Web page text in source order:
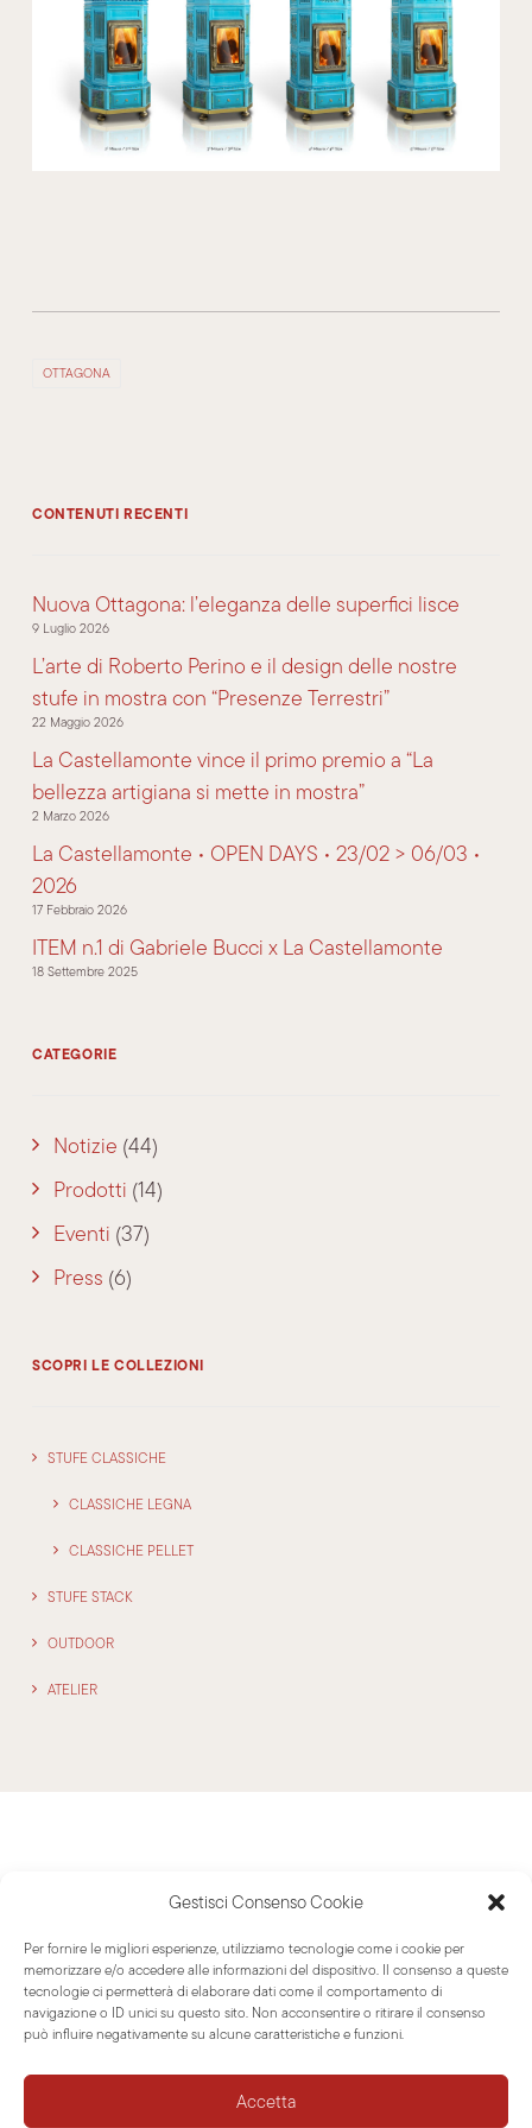
Gestisci Consenso Cookie
Per fornire le migliori esperienze, utilizziamo tecnologie come i cookie per
memorizzare e/o accedere alle informazioni del dispositivo. Il consenso a queste
tecnologie ci permetterà di elaborare dati come il comportamento di
navigazione o ID unici su questo sito. Non acconsentire o ritirare il consenso
può influire negativamente su alcune caratteristiche e funzioni.
Accetta
OTTAGONA
CONTENUTI RECENTI
Nuova Ottagona: l’eleganza delle superfici lisce
9 Luglio 2026
L’arte di Roberto Perino e il design delle nostre
stufe in mostra con “Presenze Terrestri”
22 Maggio 2026
La Castellamonte vince il primo premio a “La
bellezza artigiana si mette in mostra”
2 Marzo 2026
La Castellamonte • OPEN DAYS • 23/02 > 06/03 •
2026
17 Febbraio 2026
ITEM n.1 di Gabriele Bucci x La Castellamonte
18 Settembre 2025
CATEGORIE
Notizie (44)
Prodotti (14)
Eventi (37)
Press (6)
SCOPRI LE COLLEZIONI
STUFE CLASSICHE
CLASSICHE LEGNA
CLASSICHE PELLET
STUFE STACK
OUTDOOR
ATELIER
Leggi anche
PRODOTTI NOTIZIE